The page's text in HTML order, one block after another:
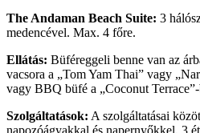
The Andaman Beach Suite: 3
medencével. Max. 4 főre.
Ellátás: Büféreggeli benne van az
vacsora a „Tom Yam Thai” vagy
vagy BBQ büfé a „Coconut
Szolgáltatások: A szolgáltatásai
napozóágyakkal és napernyőkkel, 3